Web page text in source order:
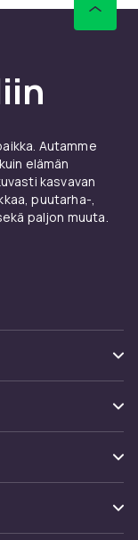
antaa
ja
,
hintaan
pitkälle
ja
Osta
parhaan
Autamme
elämän
kasvavan
puutarha-,
paljon muuta.